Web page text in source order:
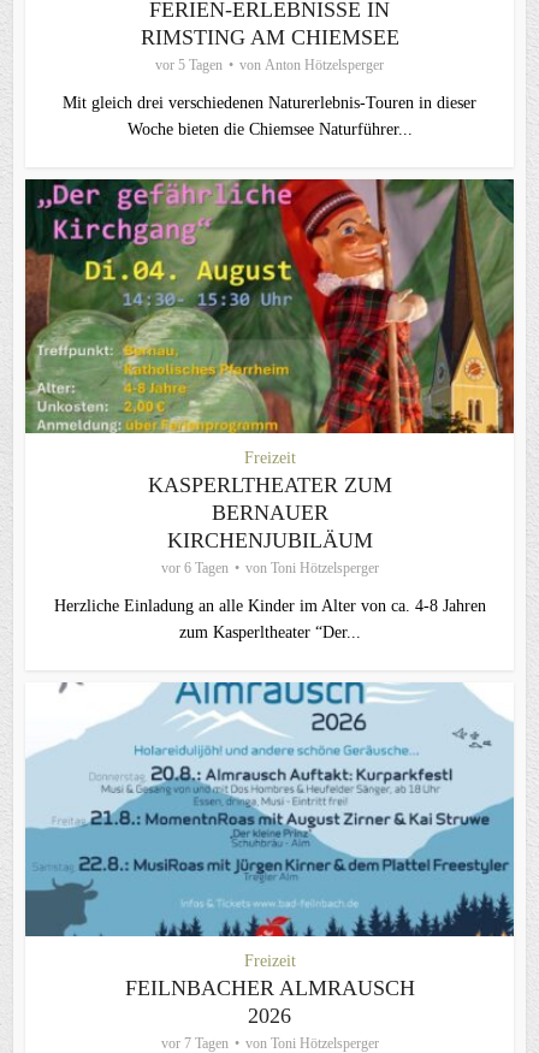
FERIEN-ERLEBNISSE IN
RIMSTING AM CHIEMSEE
vor 5 Tagen von Anton Hötzelsperger
Mit gleich drei verschiedenen Naturerlebnis-Touren in dieser
Woche bieten die Chiemsee Naturführer...
Freizeit
KASPERLTHEATER ZUM
BERNAUER
KIRCHENJUBILÄUM
vor 6 Tagen von Toni Hötzelsperger
Herzliche Einladung an alle Kinder im Alter von ca. 4-8 Jahren
zum Kasperltheater “Der...
Freizeit
FEILNBACHER ALMRAUSCH
2026
vor 7 Tagen von Toni Hötzelsperger